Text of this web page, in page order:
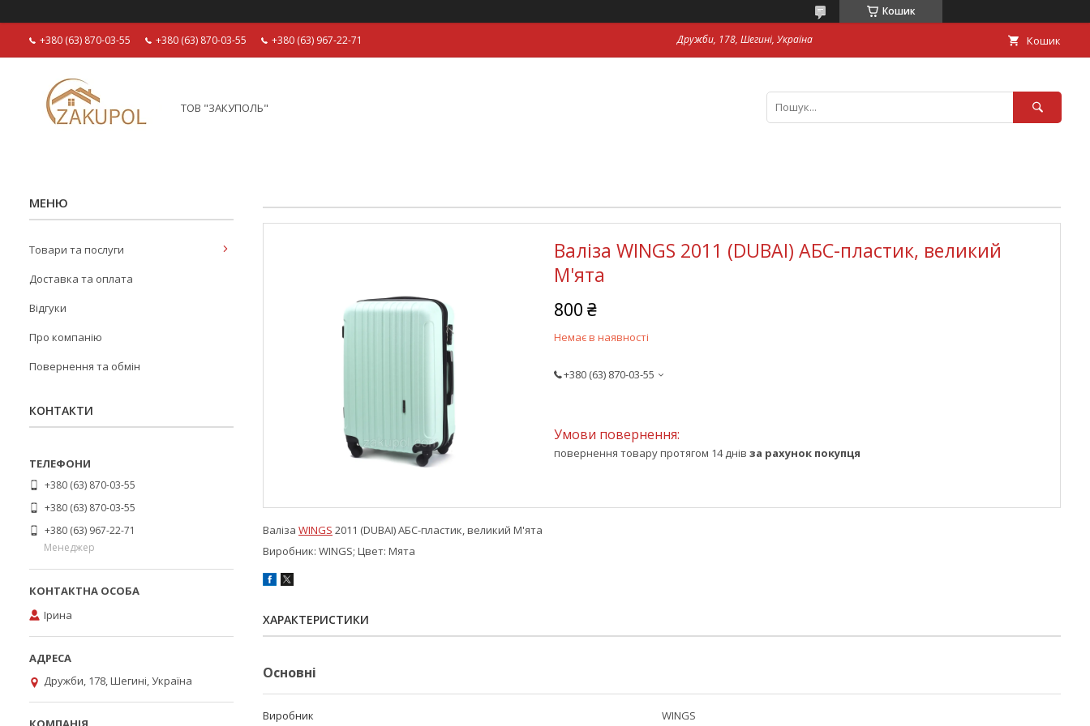
Кошик
+380 (63) 870-03-55 +380 (63) 870-03-55 +380 (63) 967-22-71 Дружби, 178, Шегині, Україна Кошик
ТОВ "ЗАКУПОЛЬ"
Валіза WINGS 2011 (DUBAI) АБС-пластик, великий
М'ята
800 ₴
Немає в наявності
+380 (63) 870-03-55
повернення товару протягом 14 днів за рахунок покупця
Валіза WINGS 2011 (DUBAI) АБС-пластик, великий М'ята
Виробник: WINGS; Цвет: Мята
ХАРАКТЕРИСТИКИ
Основні
Виробник WINGS
Товари та послуги
Доставка та оплата
Відгуки
Про компанію
Повернення та обмін
КОНТАКТИ
+380 (63) 870-03-55
+380 (63) 870-03-55
+380 (63) 967-22-71
Менеджер
Ірина
Дружби, 178, Шегині, Україна